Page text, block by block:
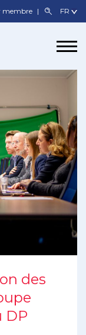
membre
des
DP